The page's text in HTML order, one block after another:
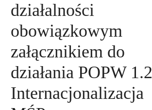
działalności
obowiązkowym
załącznikiem do
działania POPW 1.2
Internacjonalizacja